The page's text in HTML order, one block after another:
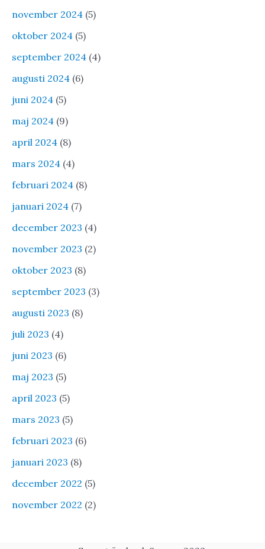
november 2024 (5)
oktober 2024 (5)
september 2024 (4)
augusti 2024 (6)
juni 2024 (5)
maj 2024 (9)
april 2024 (8)
mars 2024 (4)
februari 2024 (8)
januari 2024 (7)
december 2023 (4)
november 2023 (2)
oktober 2023 (8)
september 2023 (3)
augusti 2023 (8)
juli 2023 (4)
juni 2023 (6)
maj 2023 (5)
april 2023 (5)
mars 2023 (5)
februari 2023 (6)
januari 2023 (8)
december 2022 (5)
november 2022 (2)